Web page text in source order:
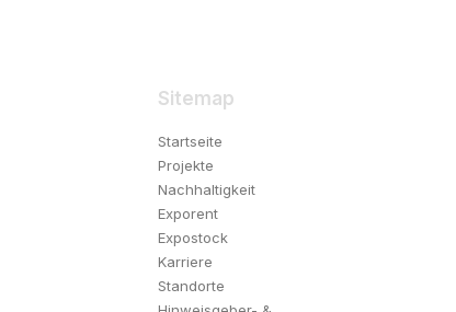
Sitemap
Startseite
Projekte
Nachhaltigkeit
Exporent
Expostock
Karriere
Standorte